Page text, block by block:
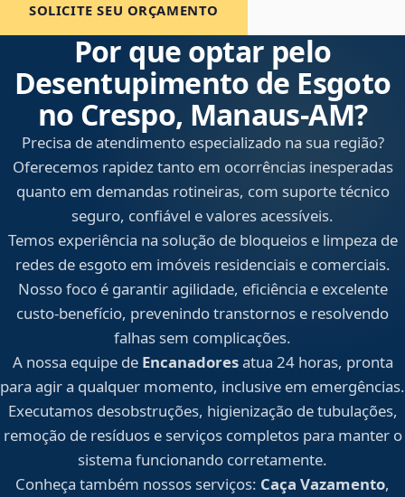
SOLICITE SEU ORÇAMENTO
Por que optar pelo
Desentupimento de Esgoto
no Crespo, Manaus‑AM?
Precisa de atendimento especializado na sua região?
Oferecemos rapidez tanto em ocorrências inesperadas
quanto em demandas rotineiras, com suporte técnico
seguro, confiável e valores acessíveis.
Temos experiência na solução de bloqueios e limpeza de
redes de esgoto em imóveis residenciais e comerciais.
Nosso foco é garantir agilidade, eficiência e excelente
custo-benefício, prevenindo transtornos e resolvendo
falhas sem complicações.
A nossa equipe de Encanadoresatua 24 horas, pronta
para agir a qualquer momento, inclusive em emergências.
Executamos desobstruções, higienização de tubulações,
remoção de resíduos e serviços completos para manter o
sistema funcionando corretamente.
Conheça também nossos serviços: Caça Vazamento,